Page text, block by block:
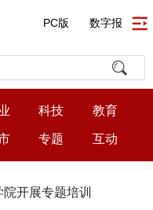
PC版 数字报
科技 教育
专题 互动
开展专题培训